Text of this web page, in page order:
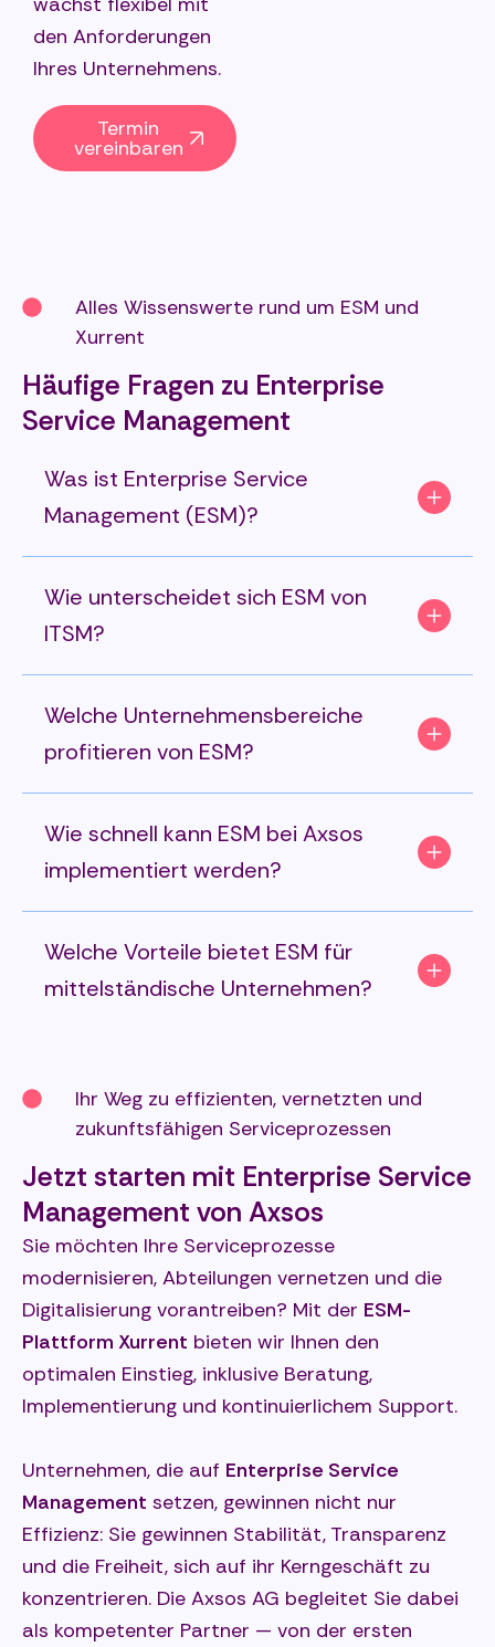
den Anforderungen
Ihres Unternehmens.
Termin
vereinbaren
Alles Wissenswerte rund um ESM und
Xurrent
Häufige Fragen zu Enterprise
Service Management
Was ist Enterprise Service
Management (ESM)?
Wie unterscheidet sich ESM von
ITSM?
Welche Unternehmensbereiche
profitieren von ESM?
Wie schnell kann ESM bei Axsos
implementiert werden?
Welche Vorteile bietet ESM für
mittelständische Unternehmen?
Ihr Weg zu effizienten, vernetzten und
zukunftsfähigen Serviceprozessen
Jetzt starten mit Enterprise Service
Management von Axsos
Sie möchten Ihre Serviceprozesse
modernisieren, Abteilungen vernetzen und die
Digitalisierung vorantreiben? Mit der ESM-
Plattform Xurrent bieten wir Ihnen den
optimalen Einstieg, inklusive Beratung,
Implementierung und kontinuierlichem Support.
Unternehmen, die auf Enterprise Service
Management setzen, gewinnen nicht nur
Effizienz: Sie gewinnen Stabilität, Transparenz
und die Freiheit, sich auf ihr Kerngeschäft zu
konzentrieren. Die Axsos AG begleitet Sie dabei
als kompetenter Partner — von der ersten